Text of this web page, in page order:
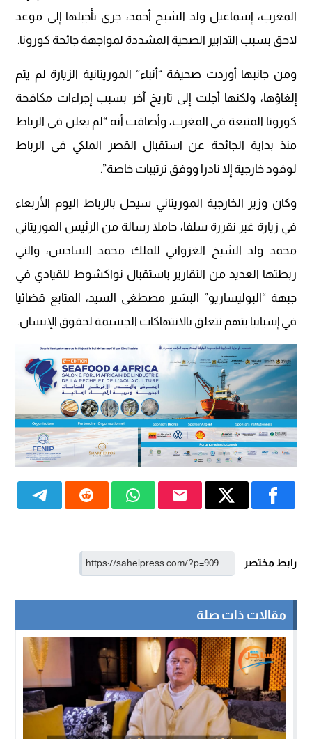
المغرب، إسماعيل ولد الشيخ أحمد، جرى تأجيلها إلى موعد
لاحق بسبب التدابير الصحية المشددة لمواجهة جائحة كورونا.
ومن جانبها أوردت صحيفة “أنباء” الموريتانية الزيارة لم يتم
إلغاؤها، ولكنها أجلت إلى تاريخ آخر بسبب إجراءات مكافحة
كورونا المتبعة في المغرب، وأضاقت أنه “لم يعلن فى الرباط
منذ بداية الجائحة عن استقبال القصر الملكي فى الرباط
لوفود خارجية إلا نادرا ووفق ترتيبات خاصة”.
وكان وزير الخارجية الموريتاني سيحل بالرباط اليوم الأربعاء
في زيارة غير نقررة سلفا، حاملا رسالة من الرئيس الموريتاني
محمد ولد الشيخ الغزواني للملك محمد السادس، والتي
ربطتها العديد من التقارير باستقبال نواكشوط للقيادي في
جبهة “البوليساريو” البشير مصطغى السيد، المتابع قضائيا
في إسبانيا بتهم تتعلق بالانتهاكات الجسيمة لحقوق الإنسان.
رابط مختصر
مقالات ذات صلة